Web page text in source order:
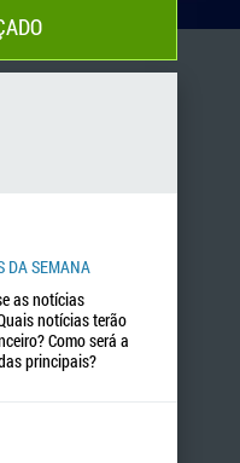
DA SEMANA
as notícias
notícias terão
Como será a
principais?